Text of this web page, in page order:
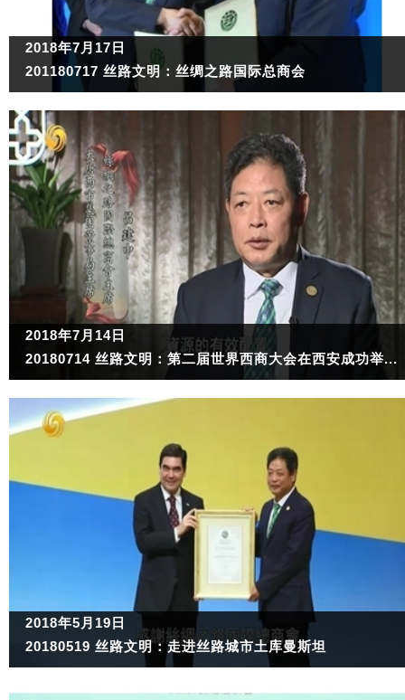
2018年7月17日
201180717 丝路文明：丝绸之路国际总商会
2018年7月14日
20180714 丝路文明：第二届世界西商大会在西安成功举...
2018年5月19日
20180519 丝路文明：走进丝路城市土库曼斯坦